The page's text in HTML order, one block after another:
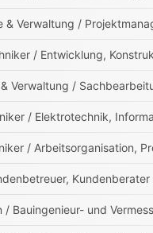
& Verwaltung /
/ Entwicklung,
Verwaltung /
/ Elektrotechnik,
/ Arbeitsorganisation,
Kundenberater
Bauingenieur- und